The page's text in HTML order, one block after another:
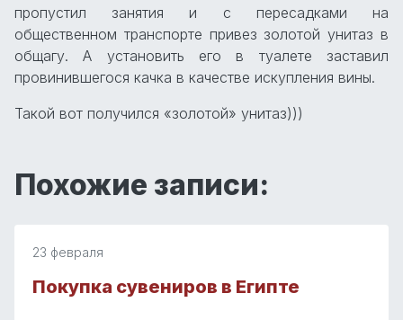
пропустил занятия и с пересадками на
общественном транспорте привез золотой унитаз в
общагу. А установить его в туалете заставил
провинившегося качка в качестве искупления вины.
Такой вот получился «золотой» унитаз)))
Похожие записи:
23 февраля
Покупка сувениров в Египте